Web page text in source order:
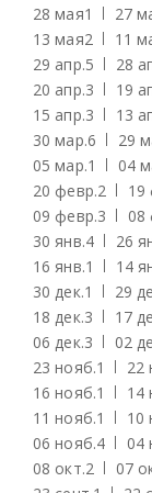
28 мая1 27
13 мая2 11
29 апр.5 28
20 апр.3 19
15 апр.3 13
30 мар.6 29
05 мар.1 04
20 февр.2 19
09 февр.3 08
30 янв.4 26
16 янв.1 14
30 дек.1 29
18 дек.3 17
06 дек.3 02
23 нояб.1 22
16 нояб.1 14
11 нояб.1 10
06 нояб.4 04
08 окт.2 07